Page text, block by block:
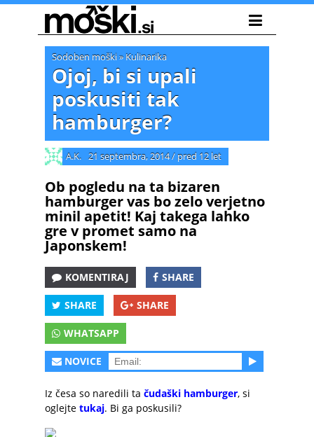
Sodoben moški» Kulinarika
Ojoj, bi si upali
poskusiti tak
hamburger?
A.K. 21 septembra, 2014/ pred 12 let
Ob pogledu na ta bizaren
hamburger vas bo zelo verjetno
minil apetit! Kaj takega lahko
gre v promet samo na
Japonskem!
KOMENTIRAJ SHARE
SHARE SHARE
WHATSAPP
NOVICE
Iz česa so naredili ta čudaški hamburger, si
oglejte tukaj. Bi ga poskusili?